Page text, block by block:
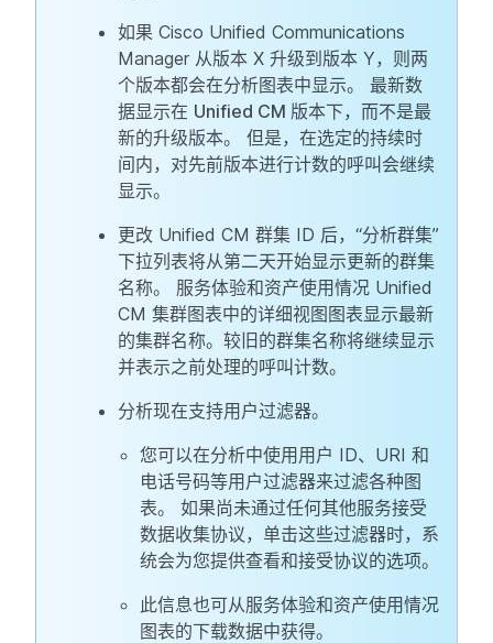
如果 Cisco Unified Communications
Manager 从版本 X 升级到版本 Y，则两
个版本都会在分析图表中显示。 最新数
据显示在 Unified CM 版本下，而不是最
新的升级版本。 但是，在选定的持续时
间内，对先前版本进行计数的呼叫会继续
显示。
更改 Unified CM 群集 ID 后，“分析群集”
下拉列表将从第二天开始显示更新的群集
名称。 服务体验和资产使用情况 Unified
CM 集群图表中的详细视图图表显示最新
的集群名称。较旧的群集名称将继续显示
并表示之前处理的呼叫计数。
分析现在支持用户过滤器。
您可以在分析中使用用户 ID、URI 和
电话号码等用户过滤器来过滤各种图
表。 如果尚未通过任何其他服务接受
数据收集协议，单击这些过滤器时，系
统会为您提供查看和接受协议的选项。
此信息也可从服务体验和资产使用情况
图表的下载数据中获得。